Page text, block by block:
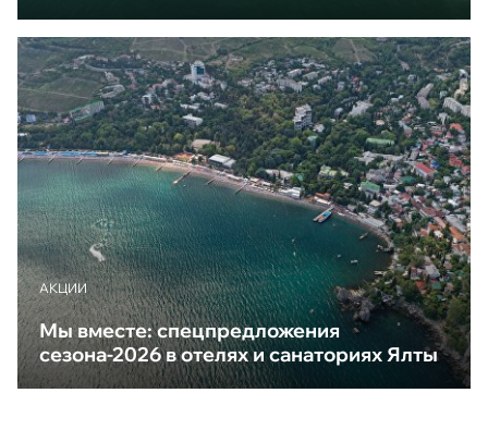
АКЦИИ
Мы вместе: спецпредложения
сезона-2026 в отелях и санаториях Ялты